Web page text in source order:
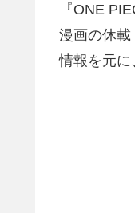
『ONE
漫画の休
情報を元に